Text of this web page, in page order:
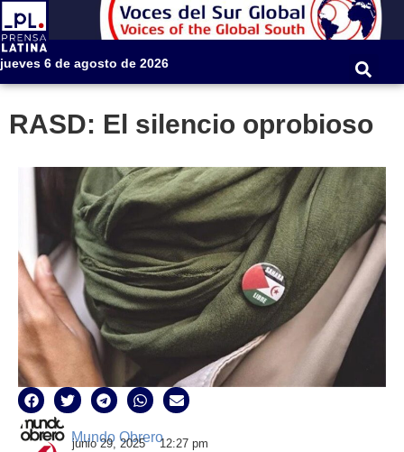
jueves 6 de agosto de 2026
RASD: El silencio oprobioso
Mundo Obrero
junio 29, 2025 12:27 pm